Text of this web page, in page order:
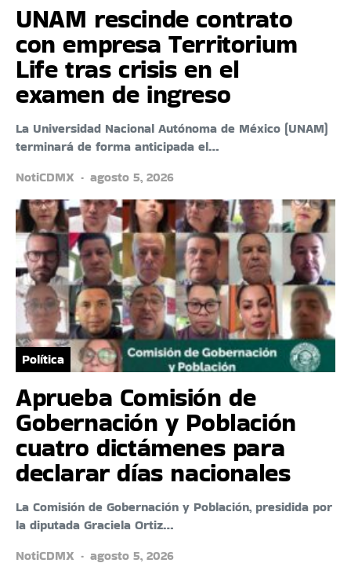
UNAM rescinde contrato
con empresa Territorium
Life tras crisis en el
examen de ingreso
La Universidad Nacional Autónoma de México (UNAM)
terminará de forma anticipada el…
NotiCDMX
agosto 5, 2026
Política
Aprueba Comisión de
Gobernación y Población
cuatro dictámenes para
declarar días nacionales
La Comisión de Gobernación y Población, presidida por
la diputada Graciela Ortiz…
NotiCDMX
agosto 5, 2026